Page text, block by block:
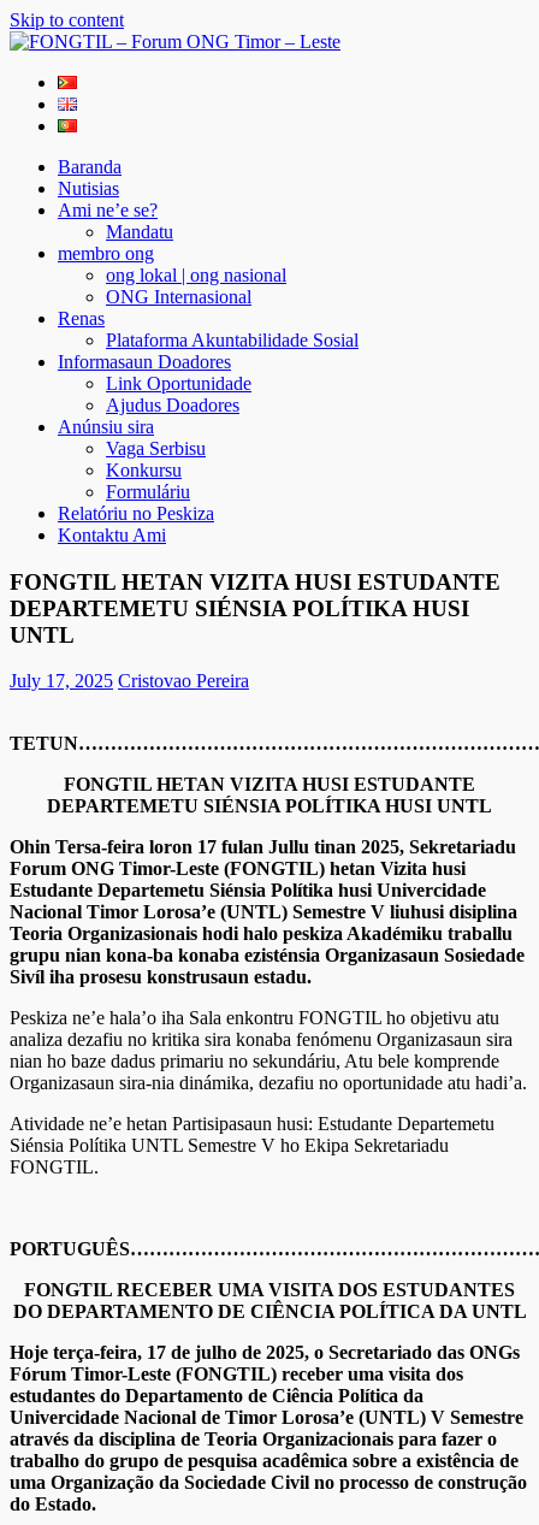
Skip to content
FONGTIL – Forum ONG Timor – Leste
Just another WordPress site
Baranda
Nutisias
Ami ne’e se?
Mandatu
membro ong
ong lokal | ong nasional
ONG Internasional
Renas
Plataforma Akuntabilidade Sosial
Informasaun Doadores
Link Oportunidade
Ajudus Doadores
Anúnsiu sira
Vaga Serbisu
Konkursu
Formuláriu
Relatóriu no Peskiza
Kontaktu Ami
FONGTIL HETAN VIZITA HUSI ESTUDANTE
DEPARTEMETU SIÉNSIA POLÍTIKA HUSI
UNTL
July 17, 2025 Cristovao Pereira
FONGTIL HETAN VIZITA HUSI ESTUDANTE
DEPARTEMETU SIÉNSIA POLÍTIKA HUSI UNTL
Ohin Tersa-feira loron 17 fulan Jullu tinan 2025, Sekretariadu
Forum ONG Timor-Leste (FONGTIL) hetan Vizita husi
Estudante Departemetu Siénsia Polítika husi Univercidade
Nacional Timor Lorosa’e (UNTL) Semestre V liuhusi disiplina
Teoria Organizasionais hodi halo peskiza Akadémiku traballu
grupu nian kona-ba konaba ezisténsia Organizasaun Sosiedade
Sivíl iha prosesu konstrusaun estadu.
Peskiza ne’e hala’o iha Sala enkontru FONGTIL ho objetivu atu
analiza dezafiu no kritika sira konaba fenómenu Organizasaun sira
nian ho baze dadus primariu no sekundáriu, Atu bele komprende
Organizasaun sira-nia dinámika, dezafiu no oportunidade atu hadi’a.
Atividade ne’e hetan Partisipasaun husi: Estudante Departemetu
Siénsia Polítika UNTL Semestre V ho Ekipa Sekretariadu
FONGTIL.
FONGTIL RECEBER UMA VISITA DOS ESTUDANTES
DO DEPARTAMENTO DE CIÊNCIA POLÍTICA DA UNTL
Hoje terça-feira, 17 de julho de 2025, o Secretariado das ONGs
Fórum Timor-Leste (FONGTIL) receber uma visita dos
estudantes do Departamento de Ciência Política da
Univercidade Nacional de Timor Lorosa’e (UNTL) V Semestre
através da disciplina de Teoria Organizacionais para fazer o
trabalho do grupo de pesquisa acadêmica sobre a existência de
uma Organização da Sociedade Civil no processo de construção
do Estado.